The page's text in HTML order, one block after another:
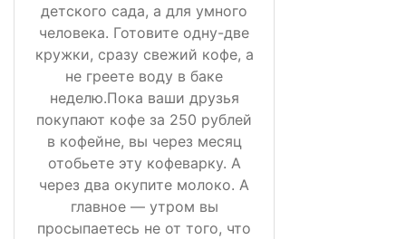
детского сада, а для умного
человека. Готовите одну-две
кружки, сразу свежий кофе, а
не греете воду в баке
неделю.Пока ваши друзья
покупают кофе за 250 рублей
в кофейне, вы через месяц
отобьете эту кофеварку. А
через два окупите молоко. А
главное — утром вы
просыпаетесь не от того, что